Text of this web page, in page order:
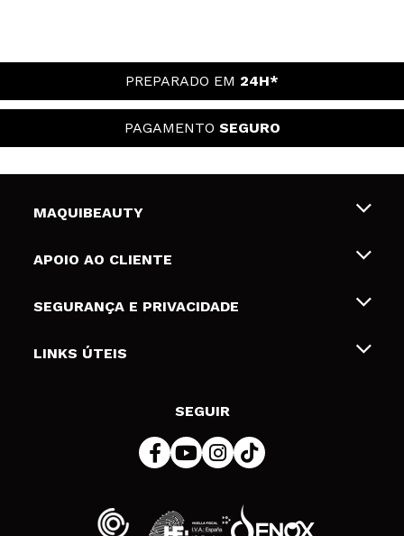
PREPARADO EM 24H*
PAGAMENTO SEGURO
MAQUIBEAUTY
Sobre nós
Gift Cards
APOIO AO CLIENTE
Envios e Devoluções
Formas de pagamento
SEGURANÇA E PRIVACIDADE
Termos e Privacidade
LINKS ÚTEIS
SEGUIR